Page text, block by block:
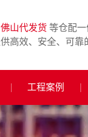
山代发货 等仓配一
高效、安全、可靠
工程案例